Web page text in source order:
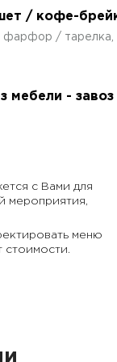
/ кофе-
/ тарелка,
мебели -
с Вами для
мероприятия,
меню
стоимости.